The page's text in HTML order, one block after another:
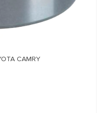
CAMRY